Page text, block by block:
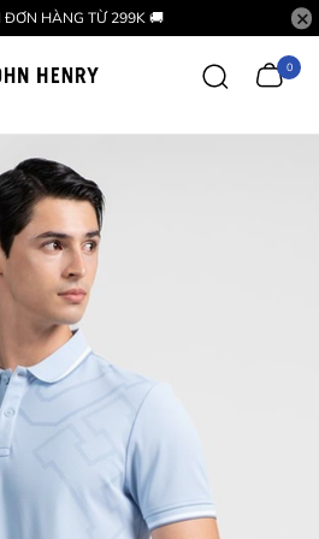
ĐƠN HÀNG TỪ 299K 🚚
0